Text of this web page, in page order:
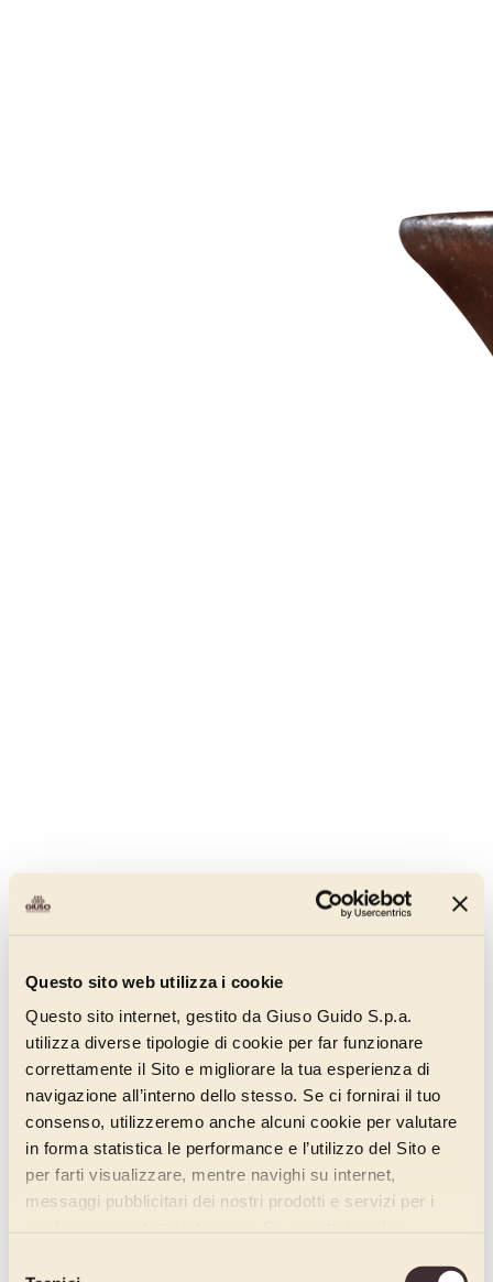
Questo sito web utilizza i cookie
Questo sito internet, gestito da Giuso Guido S.p.a.
utilizza diverse tipologie di cookie per far funzionare
correttamente il Sito e migliorare la tua esperienza di
navigazione all’interno dello stesso. Se ci fornirai il tuo
consenso, utilizzeremo anche alcuni cookie per valutare
in forma statistica le performance e l’utilizzo del Sito e
per farti visualizzare, mentre navighi su internet,
messaggi pubblicitari dei nostri prodotti e servizi per i
Cuzco Cioccolato Fondente Total Noir Sdl
000MA160
Questo gelato di cioccolato senza derivati del latte aggiunti è
caratterizzato da un sapore intenso, corposo e pieno.
Scopri di più